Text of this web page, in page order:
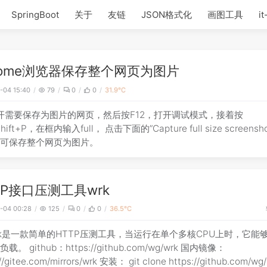
SpringBoot 关于 友链 JSON格式化 画图工具
浏览器保存整个网页为图片
04 15:40 79 0 0 31.9℃
需要保存为图片的网页，然后按F12，打开调试模式，接着按
，在框内输入full， 点击下面的”Capture full size
保存整个网页为图片。
接口压测工具wrk
04 00:28 125 0 0 36.5℃
一款简单的HTTP压测工具，当运行在单个多核CPU上时，它能
载。 github：https://github.com/wg/wrk 国内镜像：
gitee.com/mirrors/wrk 安装： git clone https://github.com/